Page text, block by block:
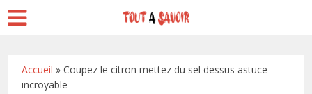
Accueil »Coupez le citron mettez du sel dessus astuce
incroyable